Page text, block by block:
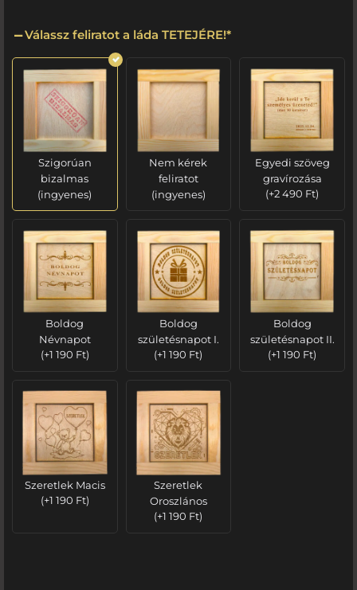
Válassz feliratot a láda TETEJÉRE!*
Szigorúan
bizalmas
(ingyenes)
Nem kérek
feliratot
(ingyenes)
Egyedi szöveg
gravírozása
(+2 490 Ft)
Boldog
Névnapot
(+1 190 Ft)
Boldog
születésnapot I.
(+1 190 Ft)
Boldog
születésnapot II.
(+1 190 Ft)
Szeretlek Macis
(+1 190 Ft)
Szeretlek
Oroszlános
(+1 190 Ft)